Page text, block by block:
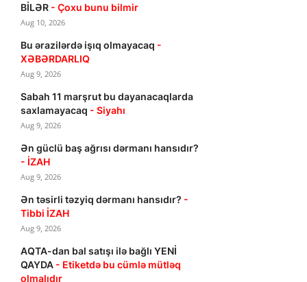
BİLƏR - Çoxu bunu bilmir
Aug 10, 2026
Bu ərazilərdə işıq olmayacaq -
XƏBƏRDARLIQ
Aug 9, 2026
Sabah 11 marşrut bu dayanacaqlarda
saxlamayacaq - Siyahı
Aug 9, 2026
Ən güclü baş ağrısı dərmanı hansıdır?
- İZAH
Aug 9, 2026
Ən təsirli təzyiq dərmanı hansıdır? -
Tibbi İZAH
Aug 9, 2026
AQTA-dan bal satışı ilə bağlı YENİ
QAYDA - Etiketdə bu cümlə mütləq
olmalıdır